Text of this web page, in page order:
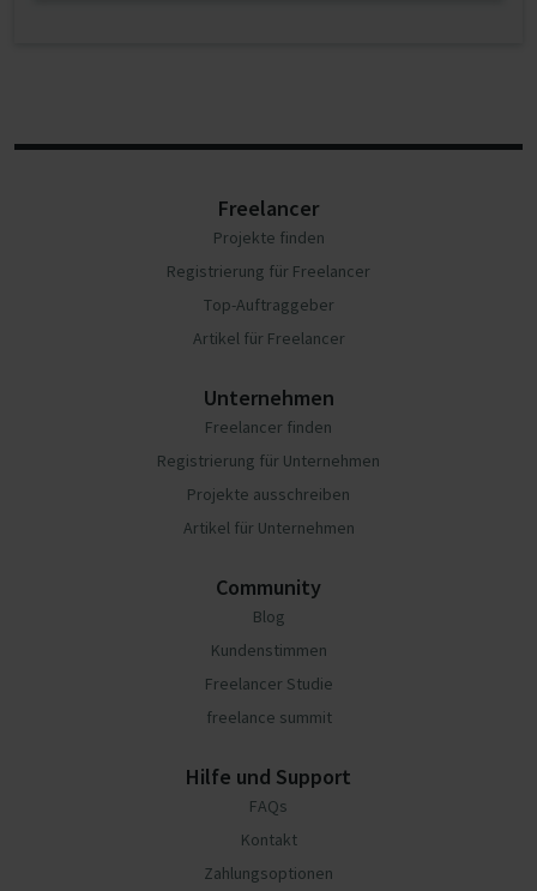
Freelancer
Projekte finden
Registrierung für Freelancer
Top-Auftraggeber
Artikel für Freelancer
Unternehmen
Freelancer finden
Registrierung für Unternehmen
Projekte ausschreiben
Artikel für Unternehmen
Community
Blog
Kundenstimmen
Freelancer Studie
freelance summit
Hilfe und Support
FAQs
Kontakt
Zahlungsoptionen